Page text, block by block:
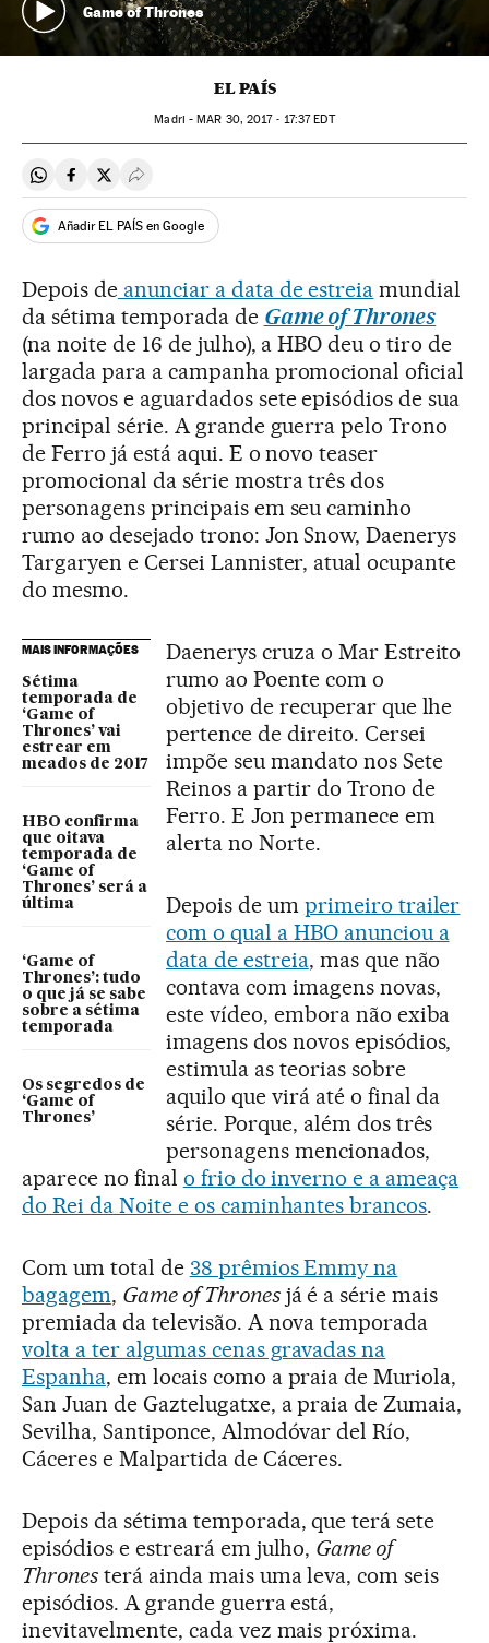
Game of Thrones
EL PAÍS
Madri -MAR 30, 2017 - 17:37EDT
Compartir en Whatsapp
Compartir en Facebook
Compartir en Twitter
Desplegar Redes Sociales
Añadir EL PAÍS en Google
Depois deanunciar a data de estreia mundial
da sétima temporada de Game of Thrones
(na noite de 16 de julho), a HBO deu o tiro de
largada para a campanha promocional oficial
dos novos e aguardados sete episódios de sua
principal série. A grande guerra pelo Trono
de Ferro já está aqui. E o novo teaser
promocional da série mostra três dos
personagens principais em seu caminho
rumo ao desejado trono: Jon Snow, Daenerys
Targaryen e Cersei Lannister, atual ocupante
do mesmo.
MAIS INFORMAÇÕES
Sétima
temporada de
‘Game of
Thrones’ vai
estrear em
meados de 2017
HBO confirma
que oitava
temporada de
‘Game of
Thrones’ será a
última
‘Game of
Thrones’: tudo
o que já se sabe
sobre a sétima
temporada
Os segredos de
‘Game of
Thrones’
Daenerys cruza o Mar Estreito
rumo ao Poente com o
objetivo de recuperar que lhe
pertence de direito. Cersei
impõe seu mandato nos Sete
Reinos a partir do Trono de
Ferro. E Jon permanece em
alerta no Norte.
Depois de um primeiro trailer
com o qual a HBO anunciou a
data de estreia, mas que não
contava com imagens novas,
este vídeo, embora não exiba
imagens dos novos episódios,
estimula as teorias sobre
aquilo que virá até o final da
série. Porque, além dos três
personagens mencionados,
aparece no final o frio do inverno e a ameaça
do Rei da Noite e os caminhantes brancos.
Com um total de 38 prêmios Emmy na
bagagem, Game of Thronesjá é a série mais
premiada da televisão. A nova temporada
volta a ter algumas cenas gravadas na
Espanha, em locais como a praia de Muriola,
San Juan de Gaztelugatxe, a praia de Zumaia,
Sevilha, Santiponce, Almodóvar del Río,
Cáceres e Malpartida de Cáceres.
Depois da sétima temporada, que terá sete
episódios e estreará em julho, Game of
Thronesterá ainda mais uma leva, com seis
episódios. A grande guerra está,
inevitavelmente, cada vez mais próxima.